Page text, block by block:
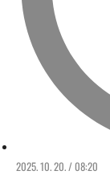
2025. 10. 20. / 08:20